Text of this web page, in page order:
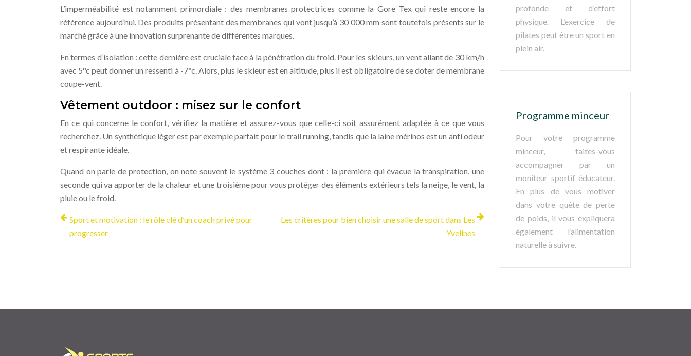
L’imperméabilité est notamment primordiale : des membranes protectrices comme la Gore Tex qui reste encore la
référence aujourd’hui. Des produits présentant des membranes qui vont jusqu’à 30 000 mm sont toutefois présents sur le
marché grâce à une innovation surprenante de différentes marques.
En termes d’isolation : cette dernière est cruciale face à la pénétration du froid. Pour les skieurs, un vent allant de 30 km/h
avec 5°c peut donner un ressenti à -7°c. Alors, plus le skieur est en altitude, plus il est obligatoire de se doter de membrane
coupe-vent.
Vêtement outdoor : misez sur le confort
En ce qui concerne le confort, vérifiez la matière et assurez-vous que celle-ci soit assurément adaptée à ce que vous
recherchez. Un synthétique léger est par exemple parfait pour le trail running, tandis que la laine mérinos est un anti odeur
et respirante idéale.
Quand on parle de protection, on note souvent le système 3 couches dont : la première qui évacue la transpiration, une
seconde qui va apporter de la chaleur et une troisième pour vous protéger des éléments extérieurs tels la neige, le vent, la
pluie ou le froid.
Sport et motivation : le rôle clé d’un coach privé pour
progresser
Les critères pour bien choisir une salle de sport dans Les
Yvelines
profonde et d’effort
physique. L’exercice de
pilates peut être un sport en
plein air.
Programme minceur
Pour votre programme
minceur, faites-vous
accompagner par un
moniteur sportif éducateur.
En plus de vous motiver
dans votre quête de perte
de poids, il vous expliquera
également l’alimentation
naturelle à suivre.